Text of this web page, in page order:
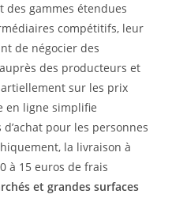
des gammes étendues
compétitifs, leur
de négocier des
des producteurs et
sur les prix
en ligne simplifie
pour les personnes
la livraison à
à 15 euros de frais
et grandes surfaces